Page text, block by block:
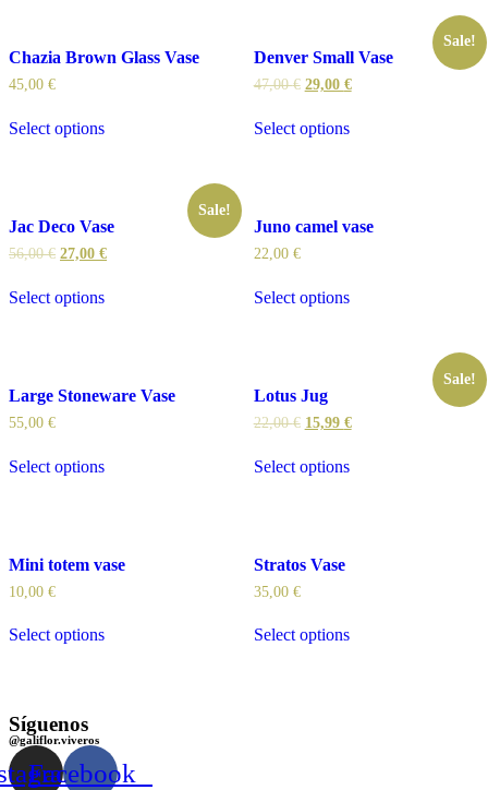
Chazia Brown Glass Vase
45,00 €
Select options
Sale!
Denver Small Vase
47,00€ 29,00 €
Select options
Sale!
Jac Deco Vase
56,00€ 27,00 €
Select options
Juno camel vase
22,00 €
Select options
Large Stoneware Vase
55,00 €
Select options
Sale!
Lotus Jug
22,00€ 15,99 €
Select options
Mini totem vase
10,00 €
Select options
Stratos Vase
35,00 €
Select options
Síguenos
@galiflor.viveros
Facebook